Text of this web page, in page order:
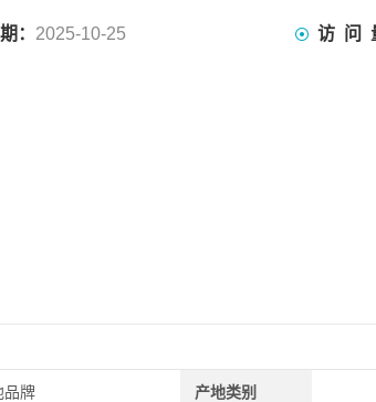
： 2025-10-25 访 问
品牌 产地类别